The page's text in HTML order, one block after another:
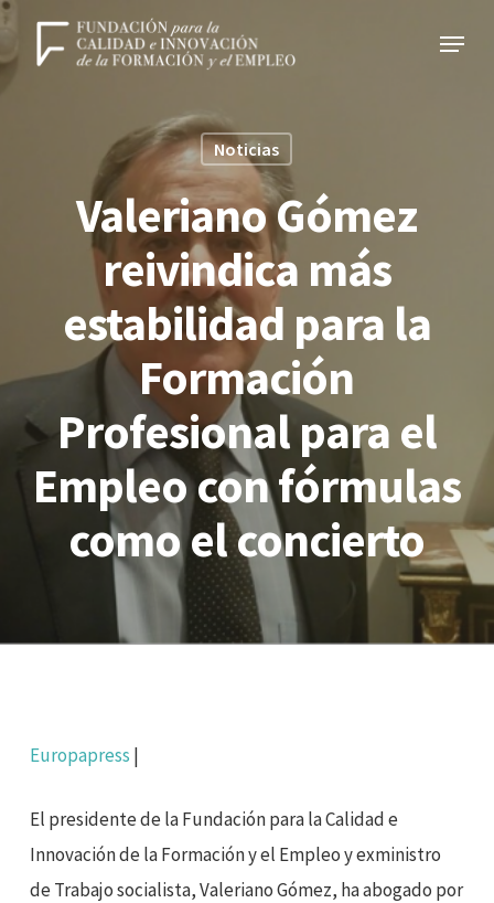
Skip
to
Menu
Noticias
Valeriano Gómez
reivindica más
estabilidad para la
Formación
Profesional para el
Empleo con fórmulas
como el concierto
Europapress |
El presidente de la Fundación para la Calidad e
Innovación de la Formación y el Empleo y exministro
de Trabajo socialista, Valeriano Gómez, ha abogado por